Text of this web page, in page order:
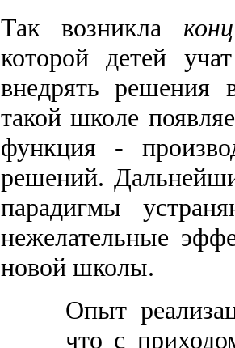
Так возникла
которой детей
внедрять решения
такой школе
функция -
решений.
парадигмы
нежелательные
новой школы.
Опыт
что с